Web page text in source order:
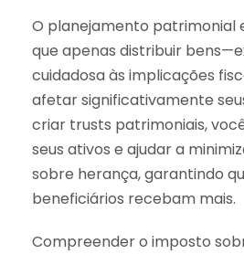
O planejamento patrimonial
que apenas distribuir
cuidadosa às implicações
afetar significativamente
criar trusts patrimoniais,
seus ativos e ajudar a
sobre herança, garantindo
beneficiários recebam mais.
Compreender o imposto